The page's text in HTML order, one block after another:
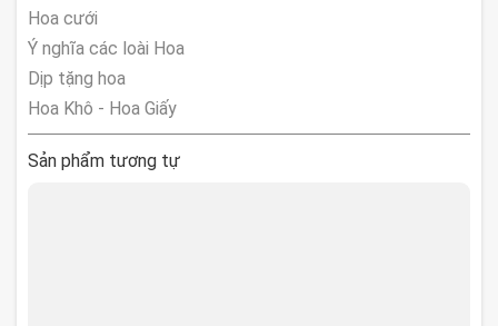
Hoa cưới
Ý nghĩa các loài Hoa
Dịp tặng hoa
Hoa Khô - Hoa Giấy
Sản phẩm tương tự